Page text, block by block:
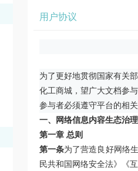
用户协议
为了更好地贯彻国家有关
化工商城，望广大文档参
参与者必须遵守平台的相
一、网络信息内容生态治
第一章 总则
第一条为了营造良好网络
民共和国网络安全法》《